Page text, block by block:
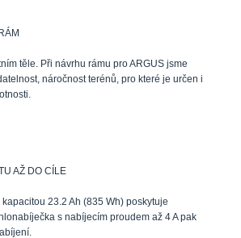
těle. Při návrhu rámu pro ARGUS jsme
náročnost terénů, pro které je určen i
AŽ DO CÍLE
23.2 Ah (835 Wh) poskytuje
s nabíjecím proudem až 4 A pak